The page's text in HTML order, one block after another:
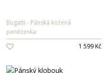
Bugatti
Pánská kožená
peněženka
1 599 Kč